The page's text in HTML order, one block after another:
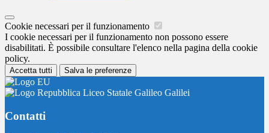
Cookie necessari per il funzionamento
I cookie necessari per il funzionamento non possono essere
disabilitati. È possibile consultare l'elenco nella pagina della cookie
policy.
Accetta tutti Salva le preferenze
Liceo Statale Galileo Galilei
Contatti